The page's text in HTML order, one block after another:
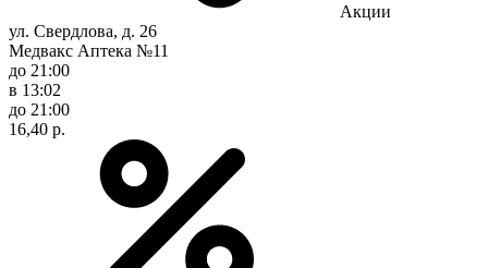
Акции
ул. Свердлова, д. 26
Медвакс Аптека №11
до 21:00
в 13:02
до 21:00
16,40 р.